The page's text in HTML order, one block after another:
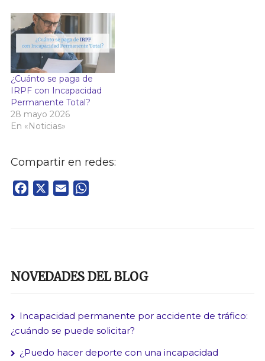
¿Cuánto se paga de
IRPF con Incapacidad
Permanente Total?
28 mayo 2026
En «Noticias»
Compartir en redes:
Facebook Email
NOVEDADES DEL BLOG
Incapacidad permanente por accidente de tráfico:
¿cuándo se puede solicitar?
¿Puedo hacer deporte con una incapacidad